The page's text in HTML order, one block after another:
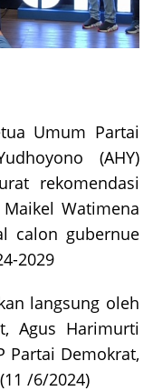
Umum Partai
(AHY)
rekomendasi
Watimena
calon gubernue
2029
langsung oleh
Agus Harimurti
Partai Demokrat,
/6/2024)